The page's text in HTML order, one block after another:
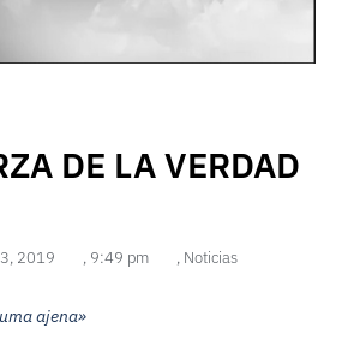
DE LA VERDAD
2019 , 9:49 pm , Noticias
ajena»